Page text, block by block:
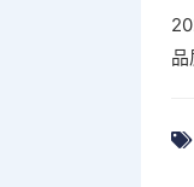
品